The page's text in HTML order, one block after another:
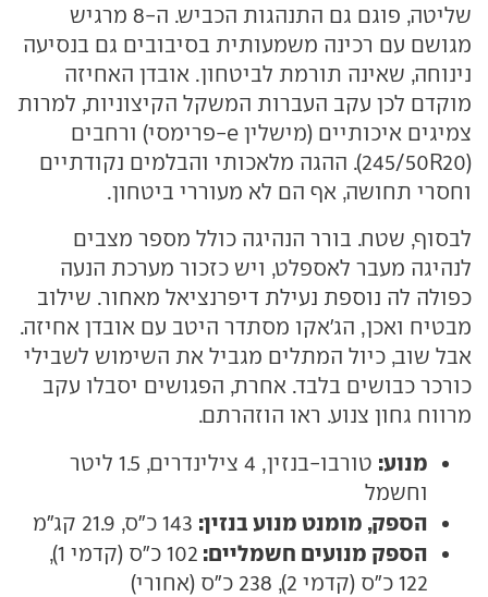
שליטה, פוגם גם התנהגות הכביש. ה-8 מרגיש
מגושם עם רכינה משמעותית בסיבובים גם בנסיעה
נינוחה, שאינה תורמת לביטחון. אובדן האחיזה
מוקדם לכן עקב העברות המשקל הקיצוניות, למרות
צמיגים איכותיים (מישלין e-פרימסי) ורחבים
(245/50R20). ההגה מלאכותי והבלמים נקודתיים
וחסרי תחושה, אף הם לא מעוררי ביטחון.
לבסוף, שטח. בורר הנהיגה כולל מספר מצבים
לנהיגה מעבר לאספלט, ויש כזכור מערכת הנעה
כפולה לה נוספת נעילת דיפרנציאל מאחור. שילוב
מבטיח ואכן, הג'אקו מסתדר היטב עם אובדן אחיזה.
אבל שוב, כיול המתלים מגביל את השימוש לשבילי
כורכר כבושים בלבד. אחרת, הפגושים יסבלו עקב
מרווח גחון צנוע. ראו הוזהרתם.
מנוע:
טורבו-בנזין, 4 צילינדרים, 1.5 ליטר
וחשמל
הספק, מומנט מנוע בנזין:
הספק מנועים חשמליים:
102 כ"ס (קדמי 1),
122 כ"ס (קדמי 2), 238 כ"ס (אחורי)